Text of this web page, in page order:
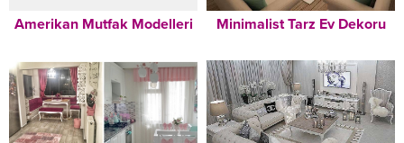
Amerikan Mutfak Modelleri Minimalist Tarz Ev Dekoru